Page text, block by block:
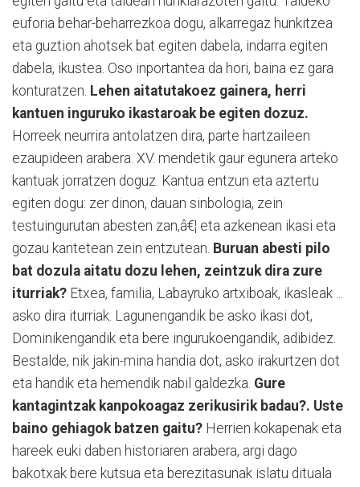
euforia behar-beharrezkoa dogu, alkarregaz hunkitzea
eta guztion ahotsek bat egiten dabela, indarra egiten
dabela, ikustea. Oso inportantea da hori, baina ez gara
konturatzen. Lehen aitatutakoez gainera, herri
kantuen inguruko ikastaroak be egiten dozuz.
Horreek neurrira antolatzen dira, parte hartzaileen
ezaupideen arabera. XV. mendetik gaur egunera arteko
kantuak jorratzen doguz. Kantua entzun eta aztertu
egiten dogu: zer dinon, dauan sinbologia, zein
testuingurutan abesten zan,â€¦ eta azkenean ikasi eta
gozau kantetean zein entzutean. Buruan abesti pilo
bat dozula aitatu dozu lehen, zeintzuk dira zure
iturriak? Etxea, familia, Labayruko artxiboak, ikasleak ...
asko dira iturriak. Lagunengandik be asko ikasi dot,
Dominikengandik eta bere ingurukoengandik, adibidez.
Bestalde, nik jakin-mina handia dot, asko irakurtzen dot
eta handik eta hemendik nabil galdezka. Gure
kantagintzak kanpokoagaz zerikusirik badau?. Uste
baino gehiagok batzen gaitu? Herrien kokapenak eta
hareek euki daben historiaren arabera, argi dago
bakotxak bere kutsua eta berezitasunak islatu dituala